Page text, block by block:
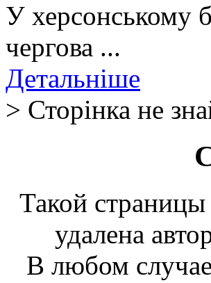
У херсонському
чергова ...
Детальніше
> Сторінка не
Такой
удалена
В любом